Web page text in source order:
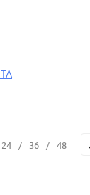
24 / 36 / 48